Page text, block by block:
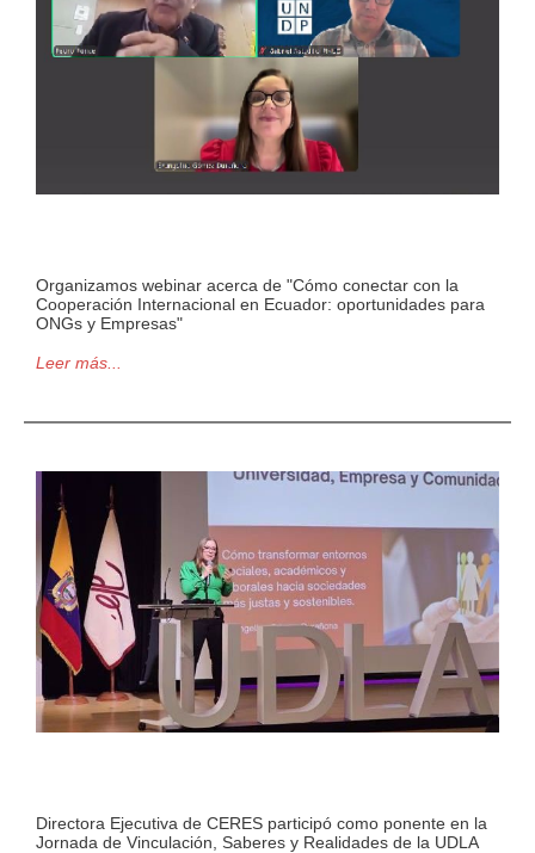
Organizamos webinar acerca de "Cómo conectar con la
Cooperación Internacional en Ecuador: oportunidades para
ONGs y Empresas"
Leer más...
Directora Ejecutiva de CERES participó como ponente en la
Jornada de Vinculación, Saberes y Realidades de la UDLA